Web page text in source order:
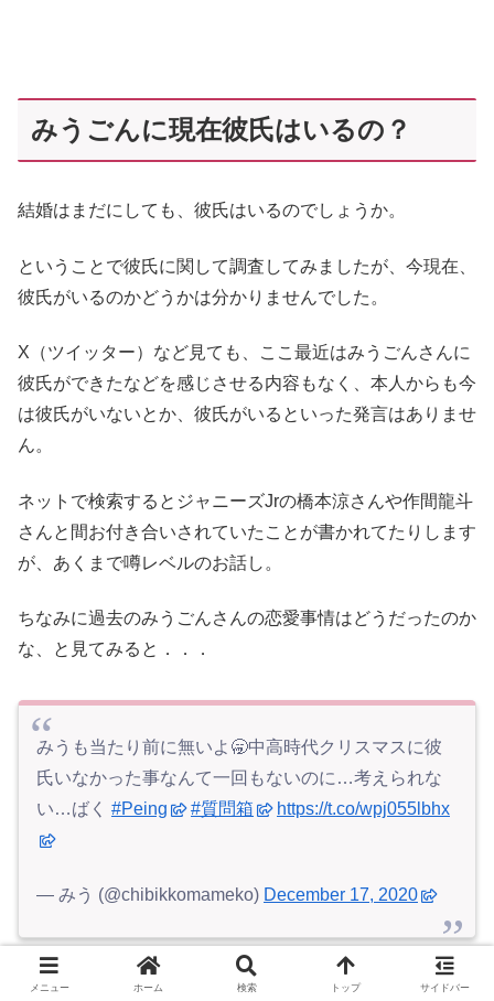
みうごんに現在彼氏はいるの？
結婚はまだにしても、彼氏はいるのでしょうか。
ということで彼氏に関して調査してみましたが、今現在、
彼氏がいるのかどうかは分かりませんでした。
X（ツイッター）など見ても、ここ最近はみうごんさんに
彼氏ができたなどを感じさせる内容もなく、本人からも今
は彼氏がいないとか、彼氏がいるといった発言はありませ
ん。
ネットで検索するとジャニーズJrの橋本涼さんや作間龍斗
さんと間お付き合いされていたことが書かれてたりします
が、あくまで噂レベルのお話し。
ちなみに過去のみうごんさんの恋愛事情はどうだったのか
な、と見てみると．．．
みうも当たり前に無いよ🥱中高時代クリスマスに彼
氏いなかった事なんて一回もないのに…考えられな
い…ばく #Peing #質問箱 https://t.co/wpj055lbhx
— みう (@chibikkomameko) December 17, 2020
中学生時代も高校時代も、クリスマスには必ず彼氏がいた
メニュー ホーム 検索 トップ サイドバー